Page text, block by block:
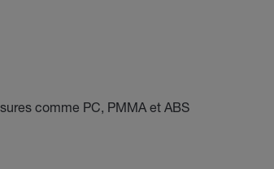
comme PC, PMMA et ABS